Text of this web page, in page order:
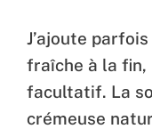
J’ajoute
fraîche à la fin,
facultatif. La
crémeuse